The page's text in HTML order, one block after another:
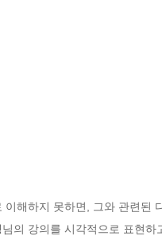
이해하지 못하면, 그와 관련된
님의 강의를 시각적으로 표현